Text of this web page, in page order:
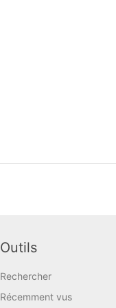
Outils
Rechercher
Récemment vus